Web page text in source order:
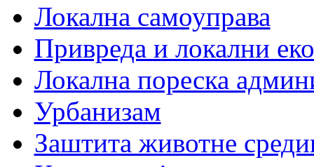
Локална самоуправа
Привреда и локални
Локална пореска
Урбанизам
Заштита животне